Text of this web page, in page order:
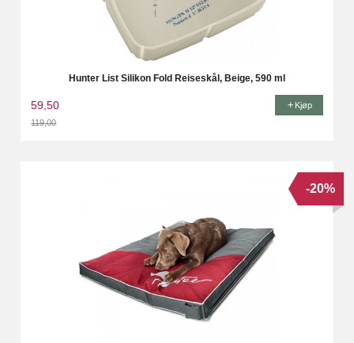
Hunter List Silikon Fold Reiseskål, Beige, 590 ml
59,50
119,00
Kjøp
-20%